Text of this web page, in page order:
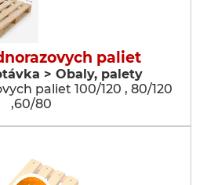
paliet
> Obaly, palety
paliet 100/120 , 80/120
,60/80